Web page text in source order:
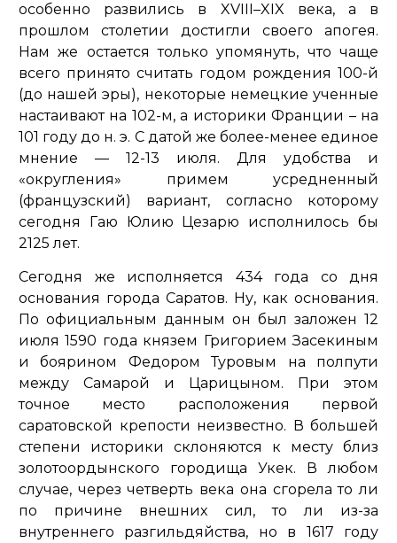
особенно развились в XVIII–XIX века, а в
прошлом столетии достигли своего апогея.
Нам же остается только упомянуть, что чаще
всего принято считать годом рождения 100-й
(до нашей эры), некоторые немецкие ученные
настаивают на 102-м, а историки Франции – на
101 году до н. э. С датой же более-менее единое
мнение — 12-13 июля. Для удобства и
«округления» примем усредненный
(французский) вариант, согласно которому
сегодня Гаю Юлию Цезарю исполнилось бы
2125 лет.
Сегодня же исполняется 434 года со дня
основания города Саратов. Ну, как основания.
По официальным данным он был заложен 12
июля 1590 года князем Григорием Засекиным
и боярином Федором Туровым на полпути
между Самарой и Царицыном. При этом
точное место расположения первой
саратовской крепости неизвестно. В большей
степени историки склоняются к месту близ
золотоордынского городища Укек. В любом
случае, через четверть века она сгорела то ли
по причине внешних сил, то ли из-за
внутреннего разгильдяйства, но в 1617 году